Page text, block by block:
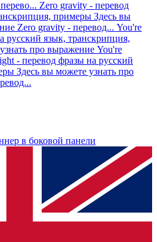
Zero gravity - перевод
примеры Здесь вы
Zero gravity - перевод... You're
русский язык, транскрипция,
про выражение You're
- перевод фразы на русский
Здесь вы можете узнать про